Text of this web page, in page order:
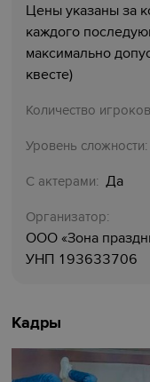
Цены указаны за
каждого
максимально
квесте)
Количество
Уровень сложности:
С актерами: Да
Организатор:
ООО «Зона
УНП 193633706
Кадры